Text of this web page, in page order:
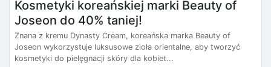
Kosmetyki koreańskiej marki Beauty of
Joseon do 40% taniej!
Znana z kremu Dynasty Cream, koreańska marka Beauty of
Joseon wykorzystuje luksusowe zioła orientalne, aby tworzyć
kosmetyki do pielęgnacji skóry dla kobiet...